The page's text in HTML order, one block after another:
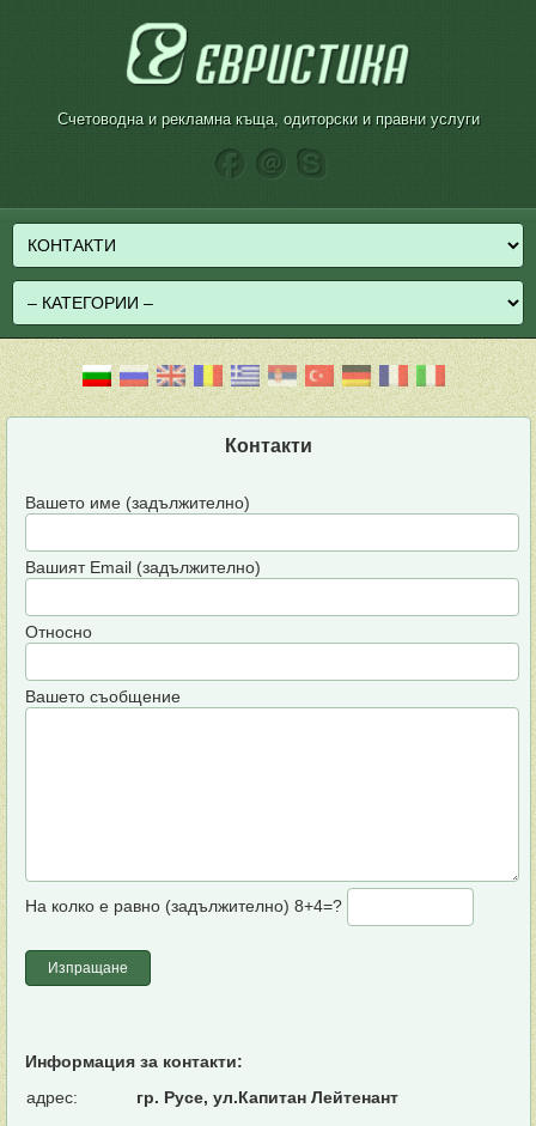
Счетоводна и рекламна къща, одиторски и правни услуги
Контакти
Вашето име (задължително)
Вашият Email (задължително)
Относно
Вашето съобщение
На колко е равно (задължително) 8+4=?
Информация за контакти:
адрес:
гр. Русе, ул.Капитан Лейтенант